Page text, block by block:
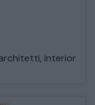
interior